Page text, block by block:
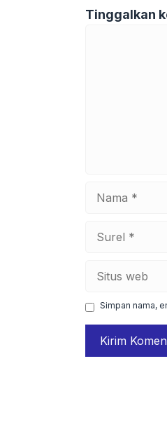
Tinggalkan
web
Simpan nama,